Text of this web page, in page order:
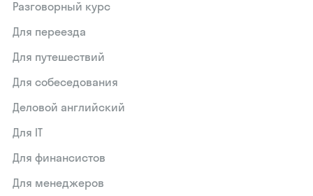
Разговорный курс
Для переезда
Для путешествий
Для собеседования
Деловой английский
Для IT
Для финансистов
Для менеджеров